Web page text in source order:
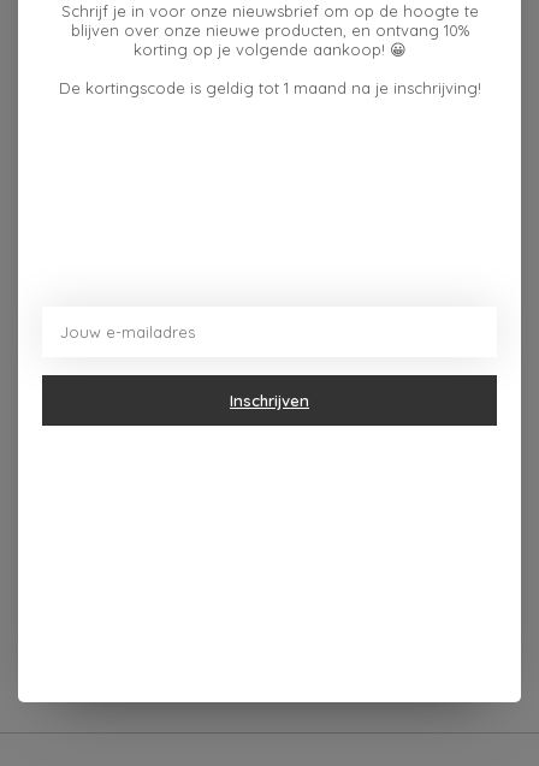
Reviews (0)
Items van productcarrousel
Schrijf je in voor onze nieuwsbrief om op de hoogte te
blijven over onze nieuwe producten, en ontvang 10%
korting op je volgende aankoop! 😀
De kortingscode is geldig tot 1 maand na je inschrijving!
Inschrijven